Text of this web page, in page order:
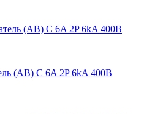
(АВ) C 6A 2P 6kA 400В